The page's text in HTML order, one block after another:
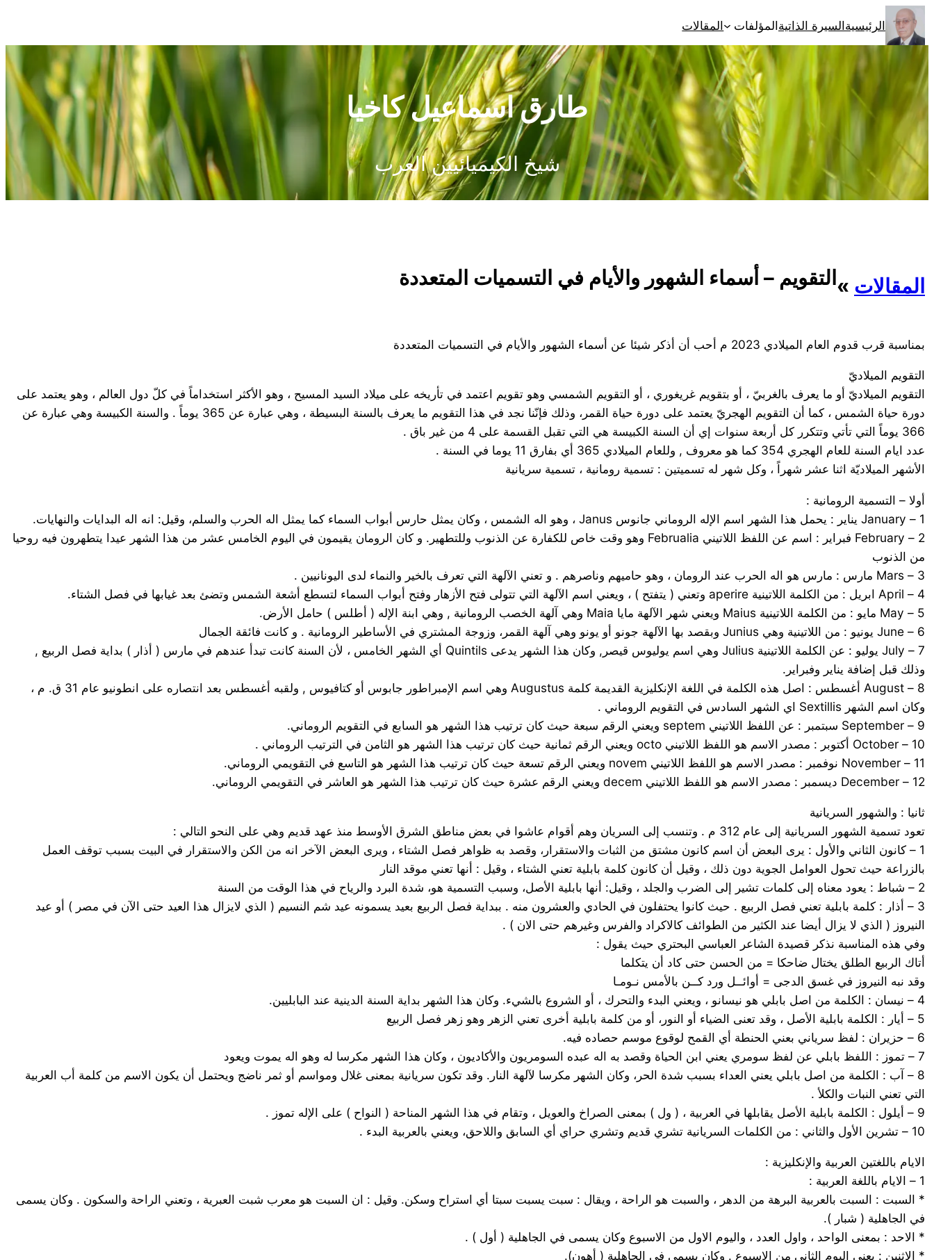
تخطى
إلى
المحتوى
الرئيسيةالسيرة الذاتيةالمؤلفات المقالات
طارق اسماعيل كاخيا
شيخ الكيميائيين العرب
المقالات »التقويم – أسماء الشهور والأيام في التسميات المتعددة
بمناسبة قرب قدوم العام الميلادي 2023 م أحب أن أذكر شيئا عن أسماء الشهور والأيام في التسميات المتعددة
التقويم الميلاديّ
التقويم الميلاديّ أو ما يعرف بالغربيّ ، أو بتقويم غريغوري ، أو التقويم الشمسي وهو تقويم اعتمد في تأريخه على ميلاد السيد المسيح ، وهو الأكثر استخداماً في كلّ دول العالم ، وهو يعتمد على
دورة حياة الشمس ، كما أن التقويم الهجريّ يعتمد على دورة حياة القمر، وذلك فإنّنا نجد في هذا التقويم ما يعرف بالسنة البسيطة ، وهي عبارة عن 365 يوماً . والسنة الكبيسة وهي عبارة عن
366 يوماً التي تأتي وتتكرر كل أربعة سنوات إي أن السنة الكبيسة هي التي تقبل القسمة على 4 من غير باق .
عدد ايام السنة للعام الهجري 354 كما هو معروف , وللعام الميلادي 365 أي بفارق 11 يوما في السنة .
الأشهر الميلاديّة اثنا عشر شهراً ، وكل شهر له تسميتين : تسمية رومانية ، تسمية سريانية
أولا – التسمية الرومانية :
1 – January يناير : يحمل هذا الشهر اسم الإله الروماني جانوس Janus ، وهو اله الشمس ، وكان يمثل حارس أبواب السماء كما يمثل اله الحرب والسلم، وقيل: انه اله البدايات والنهايات.
2 – February فبراير : اسم عن اللفظ اللاتيني Februalia وهو وقت خاص للكفارة عن الذنوب وللتطهير. و كان الرومان يقيمون في اليوم الخامس عشر من هذا الشهر عيدا يتطهرون فيه روحيا
من الذنوب
3 – Mars مارس : مارس هو اله الحرب عند الرومان ، وهو حاميهم وناصرهم . و تعني الآلهة التي تعرف بالخير والنماء لدى اليونانيين .
4 – April ابريل : من الكلمة اللاتينية aperire وتعني ( يتفتح ) ، ويعني اسم الآلهة التي تتولى فتح الأزهار وفتح أبواب السماء لتسطع أشعة الشمس وتضئ بعد غيابها في فصل الشتاء.
5 – May مايو : من الكلمة اللاتينية Maius ويعني شهر الآلهة مايا Maia وهي آلهة الخصب الرومانية , وهي ابنة الإله ( أطلس ) حامل الأرض.
6 – June يونيو : من اللاتينية وهي Junius وبقصد بها الآلهة جونو أو يونو وهي آلهة القمر، وزوجة المشتري في الأساطير الرومانية . و كانت فائقة الجمال
7 – July يوليو : عن الكلمة اللاتينية Julius وهي اسم يوليوس قيصر, وكان هذا الشهر يدعى Quintils أي الشهر الخامس ، لأن السنة كانت تبدأ عندهم في مارس ( أذار ) بداية فصل الربيع ,
وذلك قبل إضافة يناير وفبراير.
8 – August أغسطس : اصل هذه الكلمة في اللغة الإنكليزية القديمة كلمة Augustus وهي اسم الإمبراطور جابوس أو كتافيوس , ولقبه أغسطس بعد انتصاره على انطونيو عام 31 ق. م ،
وكان اسم الشهر Sextillis اي الشهر السادس في التقويم الروماني .
9 – September سبتمبر : عن اللفظ اللاتيني septem ويعني الرقم سبعة حيث كان ترتيب هذا الشهر هو السابع في التقويم الروماني.
10 – October أكتوبر : مصدر الاسم هو اللفظ اللاتيني octo ويعني الرقم ثمانية حيث كان ترتيب هذا الشهر هو الثامن في الترتيب الروماني .
11 – November نوفمبر : مصدر الاسم هو اللفظ اللاتيني novem ويعني الرقم تسعة حيث كان ترتيب هذا الشهر هو التاسع في التقويمي الروماني.
12 – December ديسمبر : مصدر الاسم هو اللفظ اللاتيني decem ويعني الرقم عشرة حيث كان ترتيب هذا الشهر هو العاشر في التقويمي الروماني.
ثانيا : والشهور السريانية
تعود تسمية الشهور السريانية إلى عام 312 م . وتنسب إلى السريان وهم أقوام عاشوا في بعض مناطق الشرق الأوسط منذ عهد قديم وهي على النحو التالي :
1 – كانون الثاني والأول : يرى البعض أن اسم كانون مشتق من الثبات والاستقرار، وقصد به ظواهر فصل الشتاء ، ويرى البعض الآخر انه من الكن والاستقرار في البيت بسبب توقف العمل
بالزراعة حيث تحول العوامل الجوية دون ذلك ، وقيل أن كانون كلمة بابلية تعني الشتاء ، وقيل : أنها تعني موقد النار
2 – شباط : يعود معناه إلى كلمات تشير إلى الضرب والجلد ، وقيل: أنها بابلية الأصل، وسبب التسمية هو، شدة البرد والرياح في هذا الوقت من السنة
3 – أذار : كلمة بابلية تعني فصل الربيع . حيث كانوا يحتفلون في الحادي والعشرون منه . ببداية فصل الربيع بعيد يسمونه عيد شم النسيم ( الذي لايزال هذا العيد حتى الآن في مصر ) أو عيد
النيروز ( الذي لا يزال أيضا عند الكثير من الطوائف كالاكراد والفرس وغيرهم حتى الان ) .
وفي هذه المناسبة نذكر قصيدة الشاعر العباسي البحتري حيث يقول :
أتاك الربيع الطلق يختال ضاحكا = من الحسن حتى كاد أن يتكلما
وقد نبه النيروز في غسق الدجى = أوائــل ورد كــن بالأمس نـومـا
4 – نيسان : الكلمة من اصل بابلي هو نيسانو ، ويعني البدء والتحرك ، أو الشروع بالشيء. وكان هذا الشهر بداية السنة الدينية عند البابليين.
5 – أيار : الكلمة بابلية الأصل ، وقد تعنى الضياء أو النور، أو من كلمة بابلية أخرى تعني الزهر وهو زهر فصل الربيع
6 – حزيران : لفظ سرياني بعني الحنطة أي القمح لوقوع موسم حصاده فيه.
7 – تموز : اللفظ بابلي عن لفظ سومري يعني ابن الحياة وقصد به اله عبده السومريون والأكاديون ، وكان هذا الشهر مكرسا له وهو اله يموت ويعود
8 – آب : الكلمة من اصل بابلي يعني العداء بسبب شدة الحر، وكان الشهر مكرسا لآلهة النار. وقد تكون سريانية بمعنى غلال ومواسم أو ثمر ناضج ويحتمل أن يكون الاسم من كلمة أب العربية
التي تعني النبات والكلأ .
9 – أيلول : الكلمة بابلية الأصل يقابلها في العربية ، ( ول ) بمعنى الصراخ والعويل ، وتقام في هذا الشهر المناحة ( النواح ) على الإله تموز .
10 – تشرين الأول والثاني : من الكلمات السريانية تشري قديم وتشري حراي أي السابق واللاحق، ويعني بالعربية البدء .
الايام باللغتين العربية والإنكليزية :
1 – الايام باللغة العربية :
* السبت : السبت بالعربية البرهة من الدهر ، والسبت هو الراحة ، ويقال : سبت يسبت سبتا أي استراح وسكن. وقيل : ان السبت هو معرب شبت العبرية ، وتعني الراحة والسكون . وكان يسمى
في الجاهلية ( شبار ).
* الاحد : بمعنى الواحد ، واول العدد ، واليوم الاول من الاسبوع وكان يسمى في الجاهلية ( أول ) .
* الاثنين : يعني اليوم الثاني من الاسبوع . وكان يسمى في الجاهلية ( أهون).